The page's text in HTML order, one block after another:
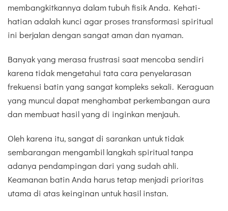
membangkitkannya dalam tubuh fisik Anda. Kehati-
hatian adalah kunci agar proses transformasi spiritual
ini berjalan dengan sangat aman dan nyaman.
Banyak yang merasa frustrasi saat mencoba sendiri
karena tidak mengetahui tata cara penyelarasan
frekuensi batin yang sangat kompleks sekali. Keraguan
yang muncul dapat menghambat perkembangan aura
dan membuat hasil yang di inginkan menjauh.
Oleh karena itu, sangat di sarankan untuk tidak
sembarangan mengambil langkah spiritual tanpa
adanya pendampingan dari yang sudah ahli.
Keamanan batin Anda harus tetap menjadi prioritas
utama di atas keinginan untuk hasil instan.